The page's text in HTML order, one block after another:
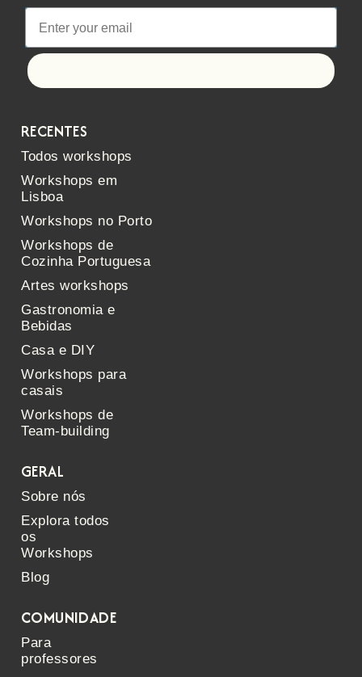
RECENTES
Todos workshops
Workshops em
Lisboa
Workshops no Porto
Workshops de
Cozinha Portuguesa
Artes workshops
Gastronomia e
Bebidas
Casa e DIY
Workshops para
casais
Workshops de
Team-building
GERAL
Sobre nós
Explora todos
os
Workshops
Blog
COMUNIDADE
Para
professores